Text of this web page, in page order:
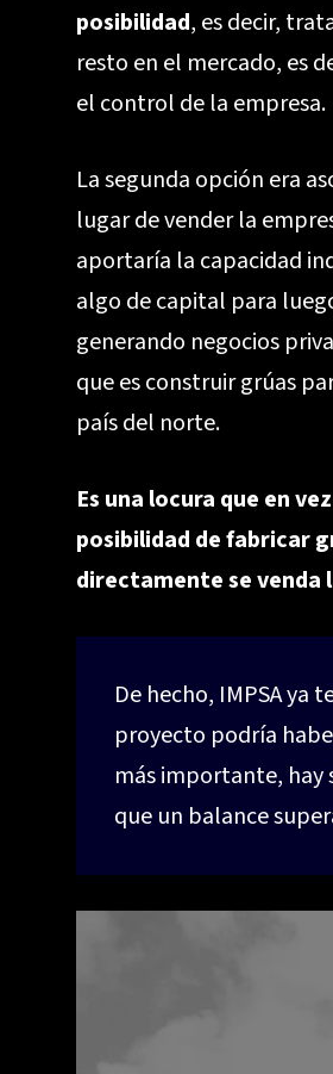
posibilidad, es decir,
resto en el mercado, es
el control de la empresa.
La segunda opción era
lugar de vender la
aportaría la capacidad
algo de capital para
generando negocios
que es construir grúas
país del norte.
Es una locura que en
posibilidad de fabricar
directamente se venda
De hecho, IMPSA ya
proyecto podría
más importante, hay
que un balance